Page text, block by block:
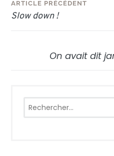
Navigation
l’article
ARTICLE PRÉCÉDENT
Slow down !
On avait dit